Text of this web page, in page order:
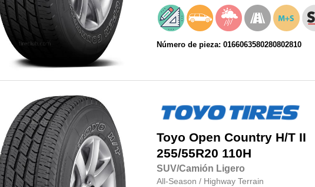
Número de pieza: 0166063580280802810
Toyo Open Country H/T II
255/55R20 110H
SUV/Camión Ligero
All-Season / Highway Terrain